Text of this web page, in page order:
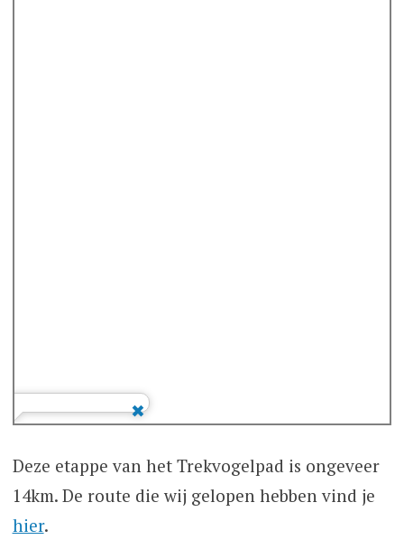
Deze etappe van het Trekvogelpad is ongeveer
14km. De route die wij gelopen hebben vind je
hier.